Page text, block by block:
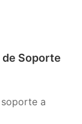
de Soporte
a